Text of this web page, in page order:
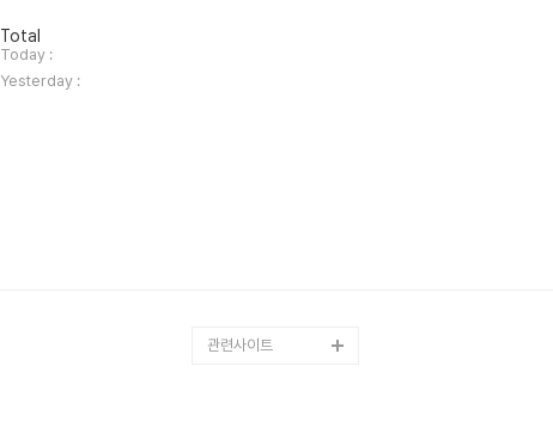
방
문
자
수
Total
Today :
Yesterday :
관련사이트